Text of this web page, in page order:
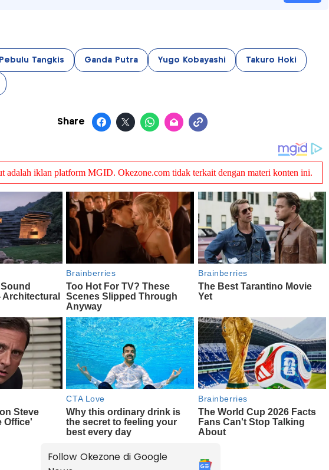
Pebulu Tangkis Ganda Putra Yugo Kobayashi Takuro Hoki
Share
Follow Okezone di Google